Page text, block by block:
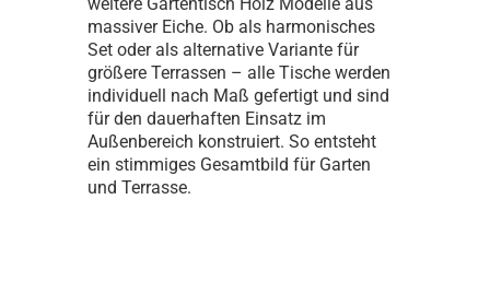
massiver Eiche. Ob als harmonisches
Set oder als alternative Variante für
größere Terrassen – alle Tische werden
individuell nach Maß gefertigt und sind
für den dauerhaften Einsatz im
Außenbereich konstruiert. So entsteht
ein stimmiges Gesamtbild für Garten
und Terrasse.